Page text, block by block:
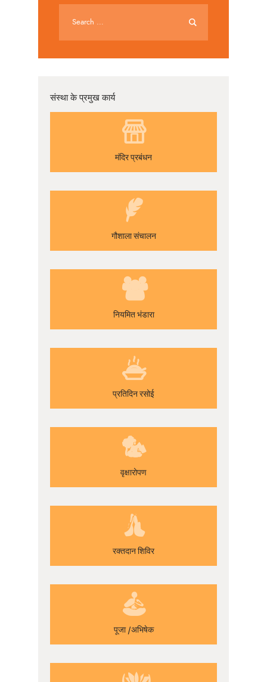
संस्था के प्रमुख कार्य
मंदिर प्रबंधन
गौशाला संचालन
नियमित भंडारा
प्रतिदिन रसोई
वृक्षारोपण
रक्तदान शिविर
पूजा /अभिषेक